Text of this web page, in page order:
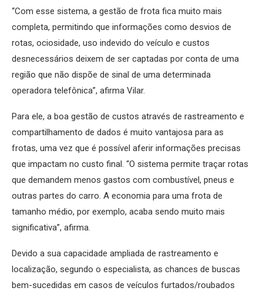
“Com esse sistema, a gestão de frota fica muito mais
completa, permitindo que informações como desvios de
rotas, ociosidade, uso indevido do veículo e custos
desnecessários deixem de ser captadas por conta de uma
região que não dispõe de sinal de uma determinada
operadora telefônica”, afirma Vilar.
Para ele, a boa gestão de custos através de rastreamento e
compartilhamento de dados é muito vantajosa para as
frotas, uma vez que é possível aferir informações precisas
que impactam no custo final. “O sistema permite traçar rotas
que demandem menos gastos com combustível, pneus e
outras partes do carro. A economia para uma frota de
tamanho médio, por exemplo, acaba sendo muito mais
significativa”, afirma.
Devido a sua capacidade ampliada de rastreamento e
localização, segundo o especialista, as chances de buscas
bem-sucedidas em casos de veículos furtados/roubados